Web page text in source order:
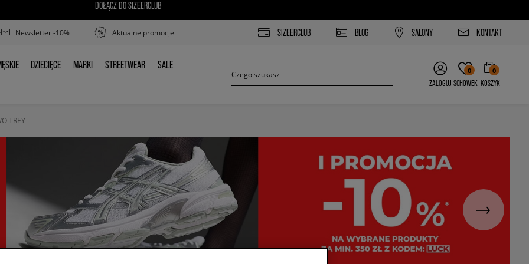
DOŁĄCZ DO SIZEERCLUB
Newsletter -10% Aktualne promocje SIZEERCLUB BLOG SALONY KONTAKT
DZIECIĘCE
DZIECIĘCE MARKI
MARKI STREETWEAR
STREETWEAR SALE
SALE
ZALOGUJ
0
SCHOWEK
0
KOSZYK
TREY